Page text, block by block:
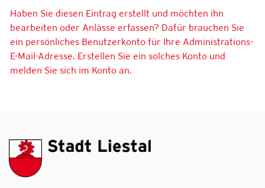
Haben Sie diesen Eintrag erstellt und möchten ihn
bearbeiten oder Anlässe erfassen? Dafür brauchen Sie
ein persönliches Benutzerkonto für Ihre Administrations-
E-Mail-Adresse. Erstellen Sie ein solches Konto und
melden Sie sich im Konto an.